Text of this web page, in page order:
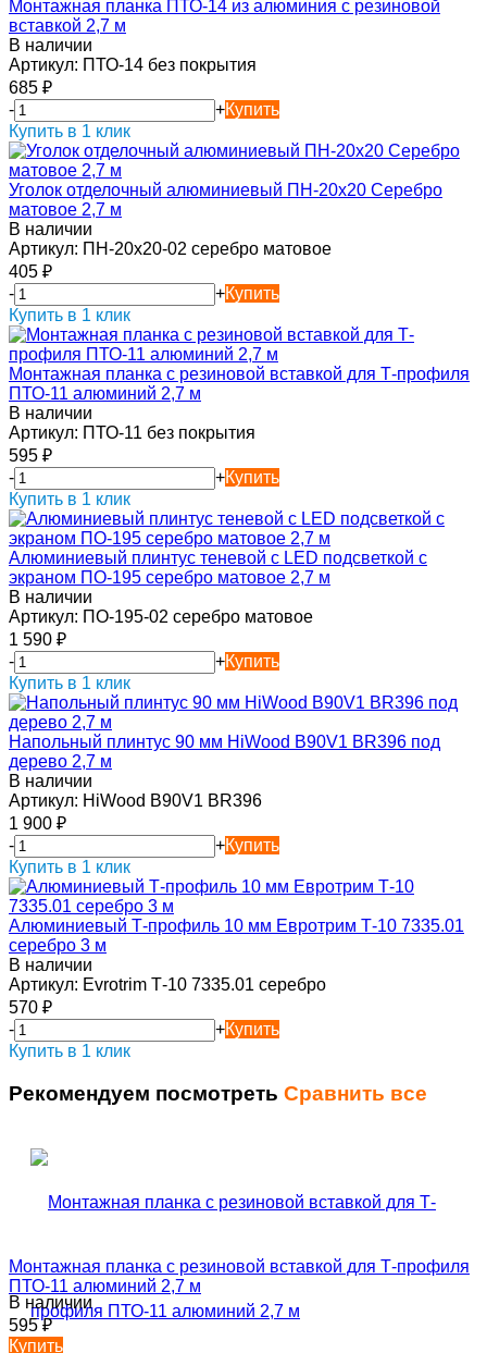
Монтажная планка ПТО-14 из алюминия с резиновой
вставкой 2,7 м
В наличии
Артикул: ПТО-14 без покрытия
685 ₽
-
+Купить
Купить в 1 клик
Уголок отделочный алюминиевый ПН-20х20 Серебро
матовое 2,7 м
В наличии
Артикул: ПН-20х20-02 серебро матовое
405 ₽
-
+Купить
Купить в 1 клик
Монтажная планка с резиновой вставкой для Т-профиля
ПТО-11 алюминий 2,7 м
В наличии
Артикул: ПТО-11 без покрытия
595 ₽
-
+Купить
Купить в 1 клик
Алюминиевый плинтус теневой с LED подсветкой с
экраном ПО-195 серебро матовое 2,7 м
В наличии
Артикул: ПО-195-02 серебро матовое
1 590 ₽
-
+Купить
Купить в 1 клик
Напольный плинтус 90 мм HiWood B90V1 BR396 под
дерево 2,7 м
В наличии
Артикул: HiWood B90V1 BR396
1 900 ₽
-
+Купить
Купить в 1 клик
Алюминиевый Т-профиль 10 мм Евротрим Т-10 7335.01
серебро 3 м
В наличии
Артикул: Evrotrim Т-10 7335.01 серебро
570 ₽
-
+Купить
Купить в 1 клик
Рекомендуем посмотреть Сравнить все
Монтажная планка с резиновой вставкой для Т-профиля
ПТО-11 алюминий 2,7 м
В наличии
595₽
Купить